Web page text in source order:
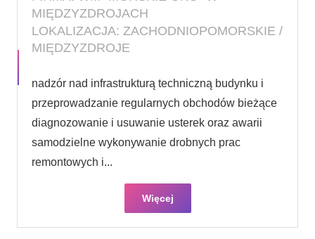
MIĘDZYZDROJACH
LOKALIZACJA: ZACHODNIOPOMORSKIE /
MIĘDZYZDROJE
nadzór nad infrastrukturą techniczną budynku i
przeprowadzanie regularnych obchodów bieżące
diagnozowanie i usuwanie usterek oraz awarii
samodzielne wykonywanie drobnych prac
remontowych i...
Więcej